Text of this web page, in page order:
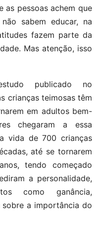
as pessoas achem que
sabem educar, na
fazem parte da
Mas atenção, isso
publicado no
crianças teimosas têm
em adultos bem-
chegaram a essa
vida de 700 crianças
até se tornarem
tendo começado
a personalidade,
como ganância,
a importância do